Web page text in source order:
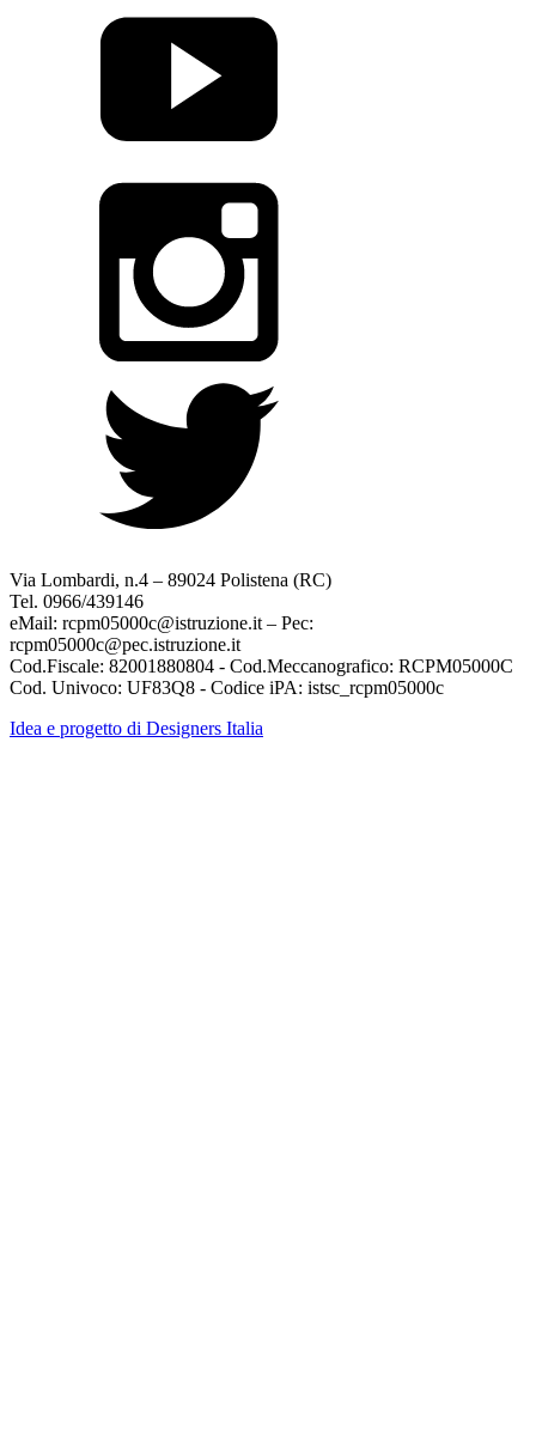
Via Lombardi, n.4 – 89024 Polistena (RC)
Tel. 0966/439146
eMail: rcpm05000c@istruzione.it – Pec:
rcpm05000c@pec.istruzione.it
Cod.Fiscale: 82001880804 - Cod.Meccanografico: RCPM05000C
Cod. Univoco: UF83Q8 - Codice iPA: istsc_rcpm05000c
Idea e progetto di Designers Italia